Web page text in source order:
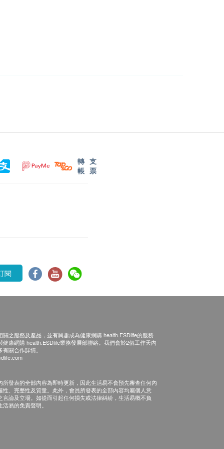
轉
帳
支
票
閱
關之服務及產品，並有興趣成為健康網購 health.ESDlife的服務
健康網購 health.ESDlife業務發展部聯絡。我們會於2個工作天內
關合作詳情。
所發表的全部內容為即時更新，因此生活易不會預先審查任何內
性、完整性及質量。此外，會員所發表的全部內容均屬個人意
言論及立場。如從而引起任何損失或法律糾紛，生活易概不負
易的免責聲明。